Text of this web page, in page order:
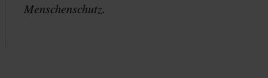
Menschenschutz.